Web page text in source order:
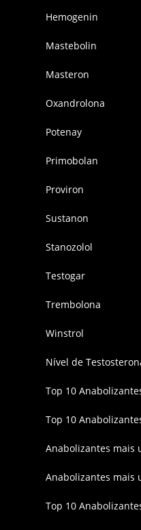
Hemogenin
Mastebolin
Masteron
Oxandrolona
Potenay
Primobolan
Proviron
Sustanon
Stanozolol
Testogar
Trembolona
Winstrol
Nível de
Top 10
Top 10
Anabolizantes mais
Anabolizantes mais
Top 10